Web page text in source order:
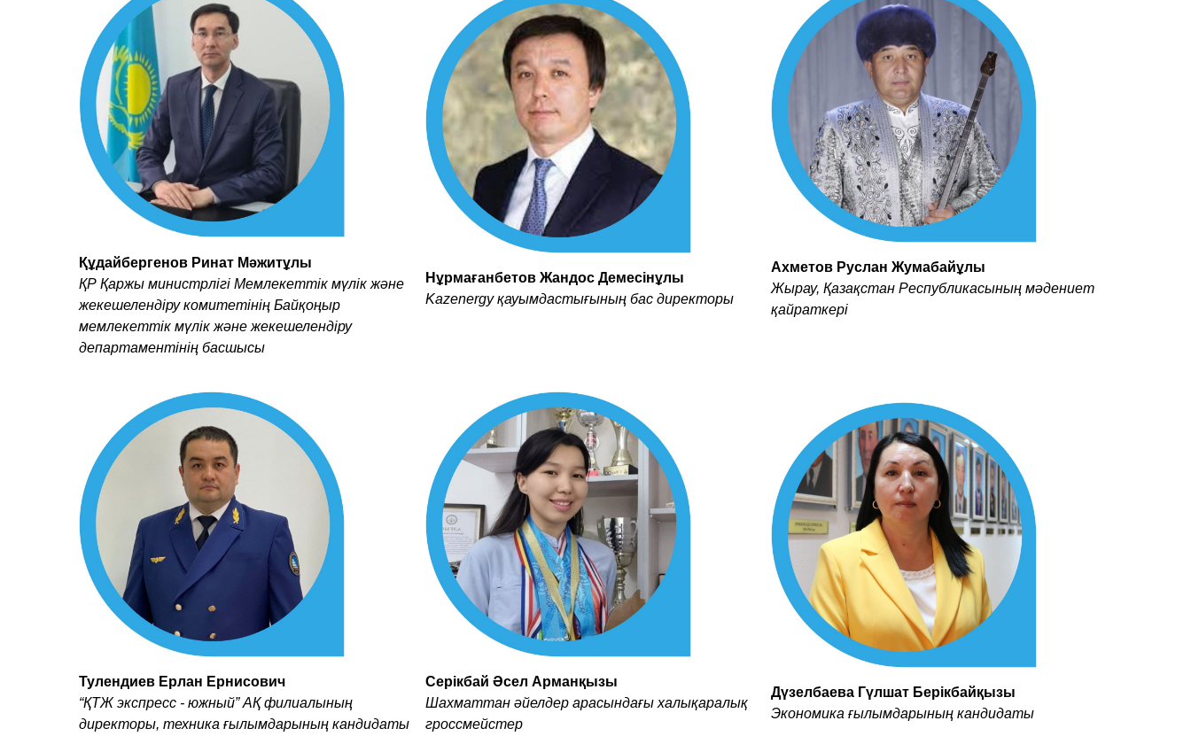
Құдайбергенов Ринат Мәжитұлы
ҚР Қаржы министрлігі Мемлекеттік мүлік және
жекешелендіру комитетінің Байқоңыр
мемлекеттік мүлік және жекешелендіру
департаментінің басшысы
Нұрмағанбетов Жандос Демесінұлы
Kazenergy қауымдастығының бас директоры
Ахметов Руслан Жумабайұлы
Жырау, Қазақстан Республикасының мәдениет
қайраткері
Тулендиев Ерлан Ернисович
“ҚТЖ экспресс - южный” АҚ филиалының
директоры, техника ғылымдарының кандидаты
Серікбай Әсел Арманқызы
Шахматтан әйелдер арасындағы халықаралық
гроссмейстер
Дүзелбаева Гүлшат Берікбайқызы
Экономика ғылымдарының кандидаты